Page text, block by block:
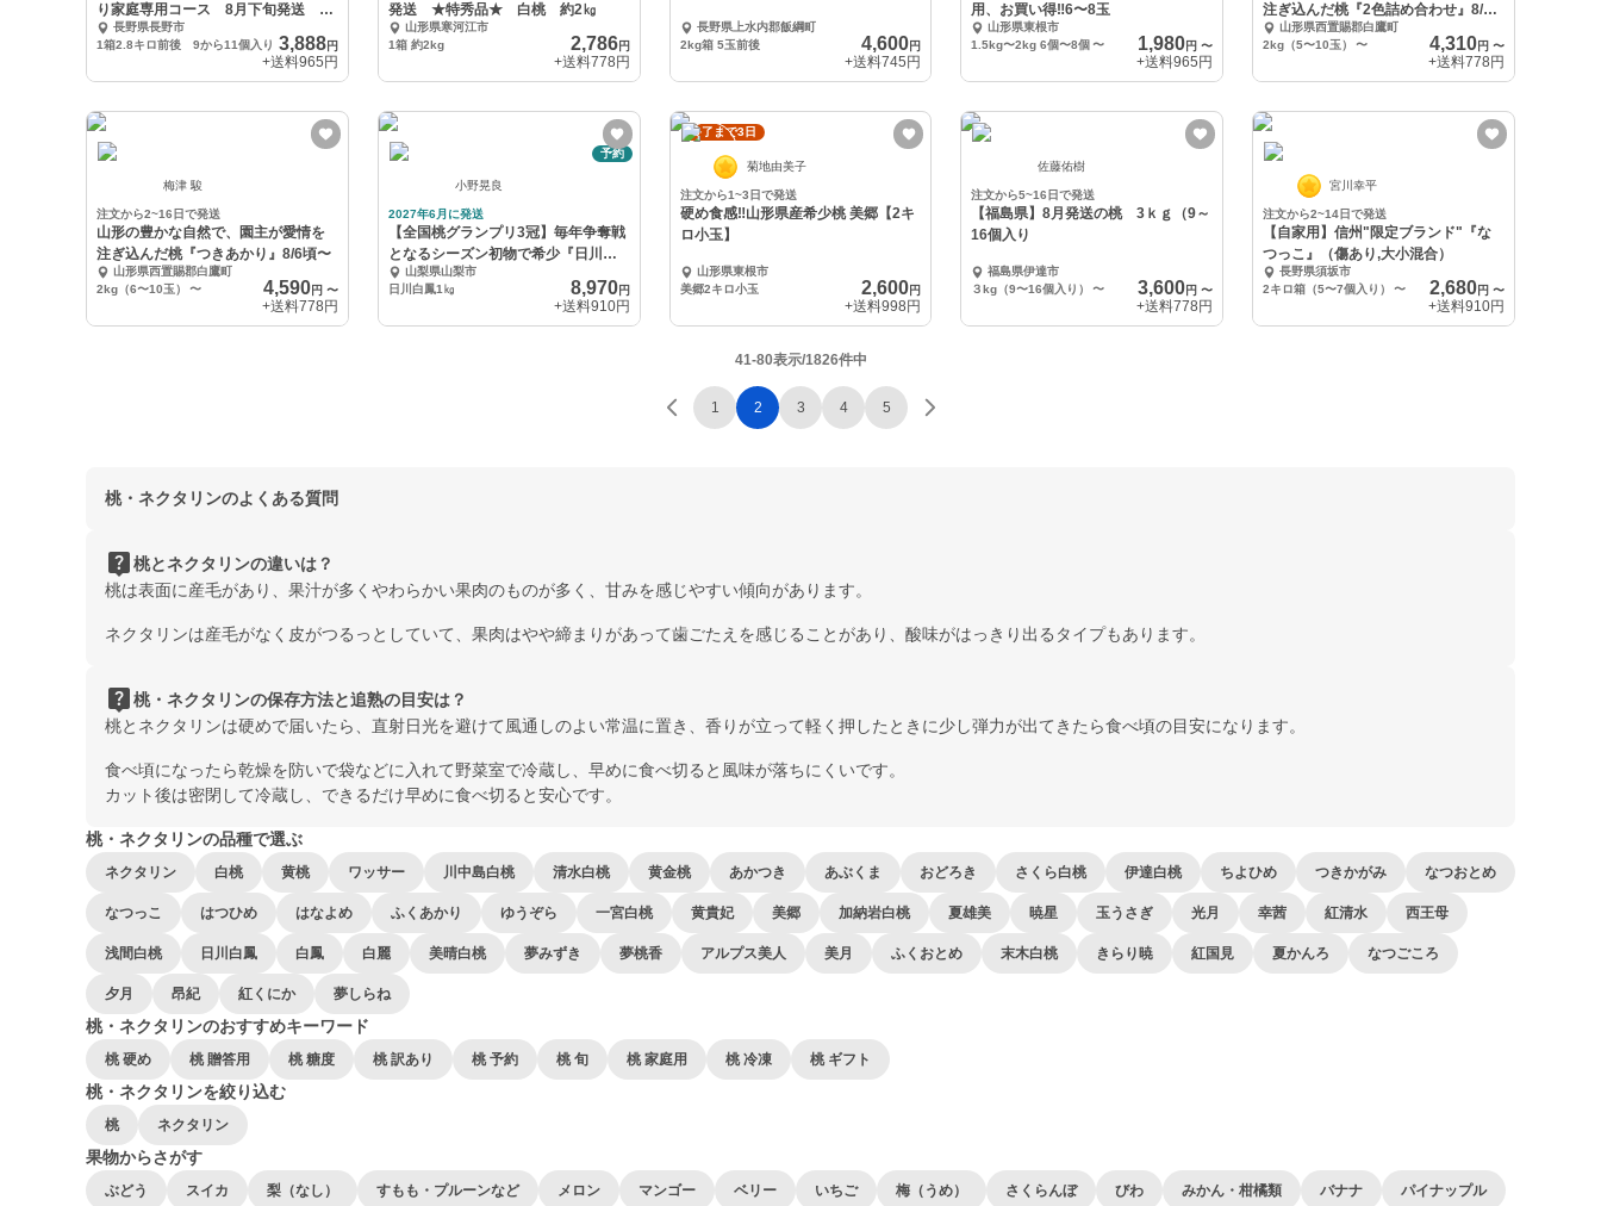
り家庭専用コース 8月下旬発送
2.8㌔
長野県長野市
1箱2.8キロ前後 9から11個入り 3,888円
+送料965円
発送 ★特秀品★ 白桃 約2㎏
山形県寒河江市
1箱 約2kg
2,786円
+送料778円
長野県上水内郡飯綱町
2kg箱 5玉前後
4,600円
+送料745円
用、お買い得‼︎6〜8玉
山形県東根市
1.5kg〜2kg 6個〜8個 〜 1,980円〜
+送料965円
注ぎ込んだ桃『2色詰め合わせ』8/6
頃〜山形県西置賜郡白鷹町
2kg（5〜10玉）
〜 4,310円 〜
+送料778円
梅津 駿
注文から2~16日で発送
山形の豊かな自然で、園主が愛情を
注ぎ込んだ桃『つきあかり』8/6頃〜
山形県西置賜郡白鷹町
2kg（6〜10玉）
〜 4,590円 〜
+送料778円
予約
小野晃良
2027年6月に発送
【全国桃グランプリ3冠】毎年争奪戦
となるシーズン初物で希少『日川白
鳳』約1キロ
山梨県山梨市
日川白鳳1㎏
8,970円
+送料910円
終了まで3日
菊地由美子
注文から1~3日で発送
硬め食感‼️山形県産希少桃 美郷【2キ
ロ小玉】
山形県東根市
美郷2キロ小玉
2,600円
+送料998円
佐藤佑樹
注文から5~16日で発送
【福島県】8月発送の桃 3ｋｇ（9～
16個入り
福島県伊達市
３kg（9〜16個入り）
〜 3,600円〜
+送料778円
宮川幸平
注文から2~14日で発送
【自家用】信州"限定ブランド"『な
つっこ』（傷あり,大小混合）
長野県須坂市
2キロ箱（5〜7個入り）
〜 2,680円 〜
+送料910円
41-80表示/1826件中
1 2 3 4 5
桃・ネクタリンのよくある質問
live_help桃とネクタリンの違いは？
桃は表面に産毛があり、果汁が多くやわらかい果肉のものが多く、甘みを感じやすい傾向があります。
ネクタリンは産毛がなく皮がつるっとしていて、果肉はやや締まりがあって歯ごたえを感じることがあり、酸味がはっきり出るタイプもあります。
live_help桃・ネクタリンの保存方法と追熟の目安は？
桃とネクタリンは硬めで届いたら、直射日光を避けて風通しのよい常温に置き、香りが立って軽く押したときに少し弾力が出てきたら食べ頃の目安になります。
食べ頃になったら乾燥を防いで袋などに入れて野菜室で冷蔵し、早めに食べ切ると風味が落ちにくいです。
カット後は密閉して冷蔵し、できるだけ早めに食べ切ると安心です。
桃・ネクタリンの品種で選ぶ
ネクタリン 白桃 黄桃 ワッサー 川中島白桃 清水白桃 黄金桃 あかつき あぶくま おどろき さくら白桃 伊達白桃 ちよひめ つきかがみ なつおとめ
なつっこ はつひめ はなよめ ふくあかり ゆうぞら 一宮白桃 黄貴妃 美郷 加納岩白桃 夏雄美 暁星 玉うさぎ 光月 幸茜 紅清水 西王母
浅間白桃 日川白鳳 白鳳 白麗 美晴白桃 夢みずき 夢桃香 アルプス美人 美月 ふくおとめ 末木白桃 きらり暁 紅国見 夏かんろ なつごころ
夕月 昂紀 紅くにか 夢しらね
桃・ネクタリンのおすすめキーワード
桃 硬め 桃 贈答用 桃 糖度 桃 訳あり 桃 予約 桃 旬 桃 家庭用 桃 冷凍 桃 ギフト
桃・ネクタリンを絞り込む
桃 ネクタリン
果物からさがす
ぶどう スイカ 梨（なし） すもも・プルーンなど メロン マンゴー ベリー いちご 梅（うめ） さくらんぼ びわ みかん・柑橘類 バナナ パイナップル